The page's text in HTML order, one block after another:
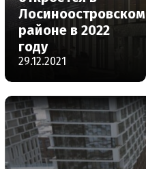
Лосиноостровском
районе в 2022
году
29.12.2021